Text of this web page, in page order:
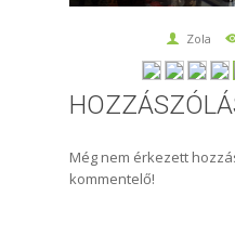
Zola
Még nem érkezett
kommentelő!